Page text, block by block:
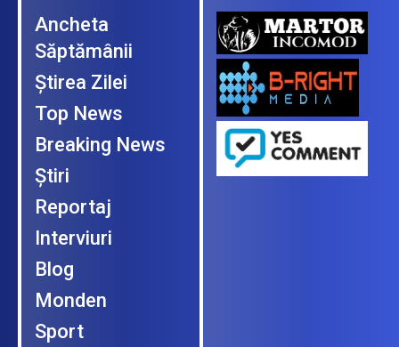
Ancheta
Săptămânii
Ştirea Zilei
Top News
Breaking News
Ştiri
Reportaj
Interviuri
Blog
Monden
Sport